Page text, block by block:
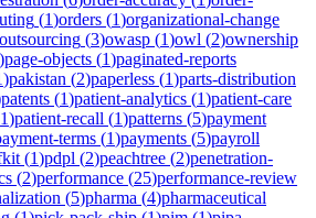
(1)orders (1)organizational-change
outsourcing (3)owasp (1)owl (2)ownership
)page-objects (1)paginated-reports
)pakistan (2)paperless (1)parts-distribution
patents (1)patient-analytics (1)patient-care
1)patient-recall (1)patterns (5)payment
terms (1)payments (5)payroll
(1)pdpl (2)peachtree (2)penetration-
(2)performance (25)performance-review
(5)pharma (4)pharmaceutical